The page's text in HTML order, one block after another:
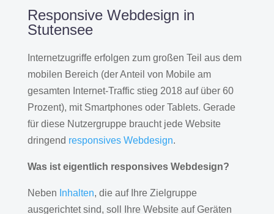
Responsive Webdesign in
Stutensee
Internetzugriffe erfolgen zum großen Teil aus dem
mobilen Bereich (der Anteil von Mobile am
gesamten Internet-Traffic stieg 2018 auf über 60
Prozent), mit Smartphones oder Tablets. Gerade
für diese Nutzergruppe braucht jede Website
dringend responsives Webdesign.
Was ist eigentlich responsives Webdesign?
Neben Inhalten, die auf Ihre Zielgruppe
ausgerichtet sind, soll Ihre Website auf Geräten